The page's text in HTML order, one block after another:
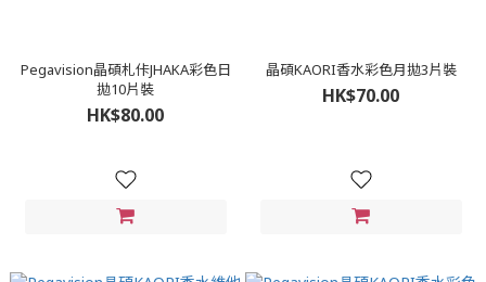
Pegavision晶碩札佧JHAKA彩色日
拋10片裝
HK$80.00
晶碩KAORI香水彩色月拋3片裝
HK$70.00